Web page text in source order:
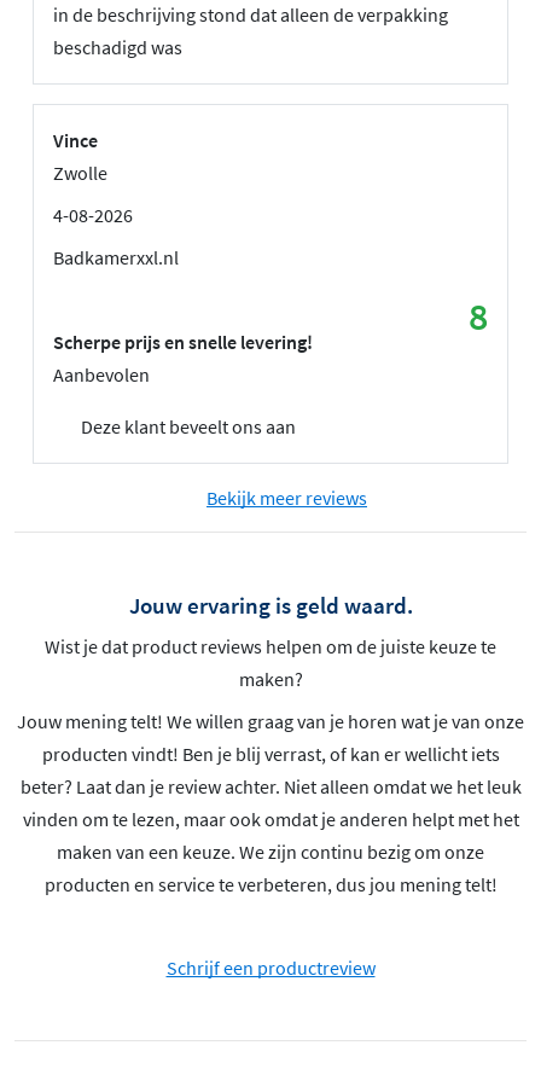
in de beschrijving stond dat alleen de verpakking
beschadigd was
Vince
Zwolle
4-08-2026
Badkamerxxl.nl
8
Scherpe prijs en snelle levering!
Aanbevolen
Deze klant beveelt ons aan
Bekijk meer reviews
Jouw ervaring is geld waard.
Wist je dat product reviews helpen om de juiste keuze te
maken?
Jouw mening telt! We willen graag van je horen wat je van onze
producten vindt! Ben je blij verrast, of kan er wellicht iets
beter? Laat dan je review achter. Niet alleen omdat we het leuk
vinden om te lezen, maar ook omdat je anderen helpt met het
maken van een keuze. We zijn continu bezig om onze
producten en service te verbeteren, dus jou mening telt!
Schrijf een productreview